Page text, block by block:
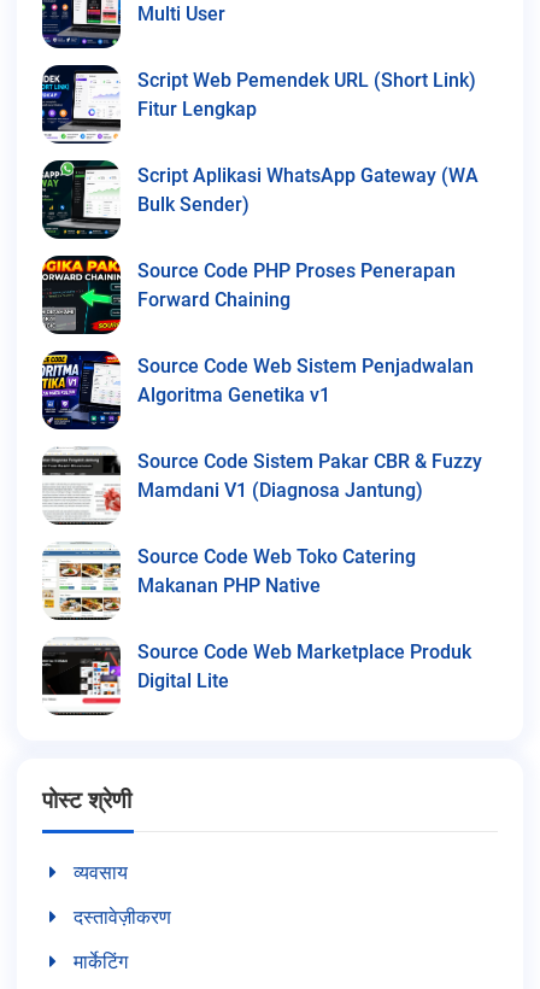
Multi User
Script Web Pemendek URL (Short Link)
Fitur Lengkap
Script Aplikasi WhatsApp Gateway (WA
Bulk Sender)
Source Code PHP Proses Penerapan
Forward Chaining
Source Code Web Sistem Penjadwalan
Algoritma Genetika v1
Source Code Sistem Pakar CBR & Fuzzy
Mamdani V1 (Diagnosa Jantung)
Source Code Web Toko Catering
Makanan PHP Native
Source Code Web Marketplace Produk
Digital Lite
पोस्ट श्रेणी
व्यवसाय
दस्तावेज़ीकरण
मार्केटिंग